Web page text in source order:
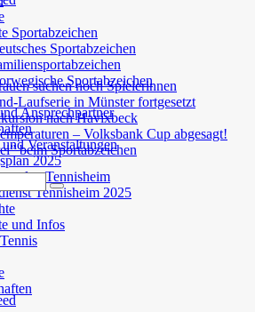
Sportabzeichen
Sportabzeichen
Sportabzeichen
Ansprechpartner
Veranstaltungen
2025
Tennisheim
Tennisheim 2025
und Infos
suchen noch Spielerinnen
Laufserie in Münster fortgesetzt
nach Havixbeck
– Volksbank Cup abgesagt!
beim Sportabzeichen